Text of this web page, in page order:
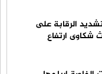
الرقابة على
شكاوى ارتفاع